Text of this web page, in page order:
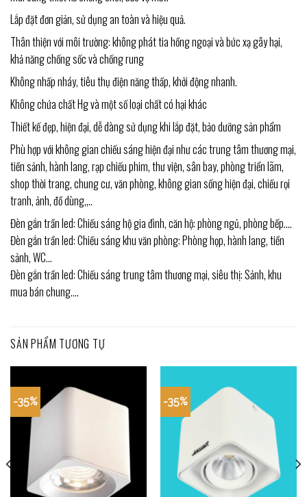
Lắp đặt đơn giản, sử dụng an toàn và hiệu quả.
Thân thiện với môi trường: không phát tia hồng ngoại và bức xạ gây hại,
khả năng chống sốc và chống rung
Không nhấp nháy, tiêu thụ điện năng thấp, khởi động nhanh.
Không chứa chất Hg và một số loại chất có hại khác
Thiết kế đẹp, hiện đại, dễ dàng sử dụng khi lắp đặt, bảo dưỡng sản phẩm
Phù hợp với không gian chiếu sáng hiện đại như các trung tâm thương mại,
tiền sảnh, hành lang, rạp chiếu phim, thư viện, sân bay, phòng triển lãm,
shop thời trang, chung cư, văn phòng, không gian sống hiện đại, chiếu rọi
tranh, ảnh, đồ dùng,,..
Đèn gắn trần led: Chiếu sáng hộ gia đình, căn hộ: phòng ngủ, phòng bếp….
Đèn gắn trần led: Chiếu sáng khu văn phòng: Phòng họp, hành lang, tiền
sảnh, WC…
Đèn gắn trần led: Chiếu sáng trung tâm thương mại, siêu thị: Sảnh, khu
mua bán chung….
SẢN PHẨM TƯƠNG TỰ
-35% -35%